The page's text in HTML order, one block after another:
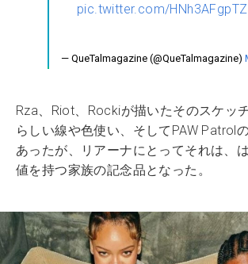
pic.twitter.com/HNh3AFgpTZ
— QueTalmagazine (@QueTalmagazine)
Rza、Riot、Rockiが描いたそのスケッ
らしい線や色使い、そしてPAW Patrol
あったが、リアーナにとってそれは、
値を持つ家族の記念品となった。